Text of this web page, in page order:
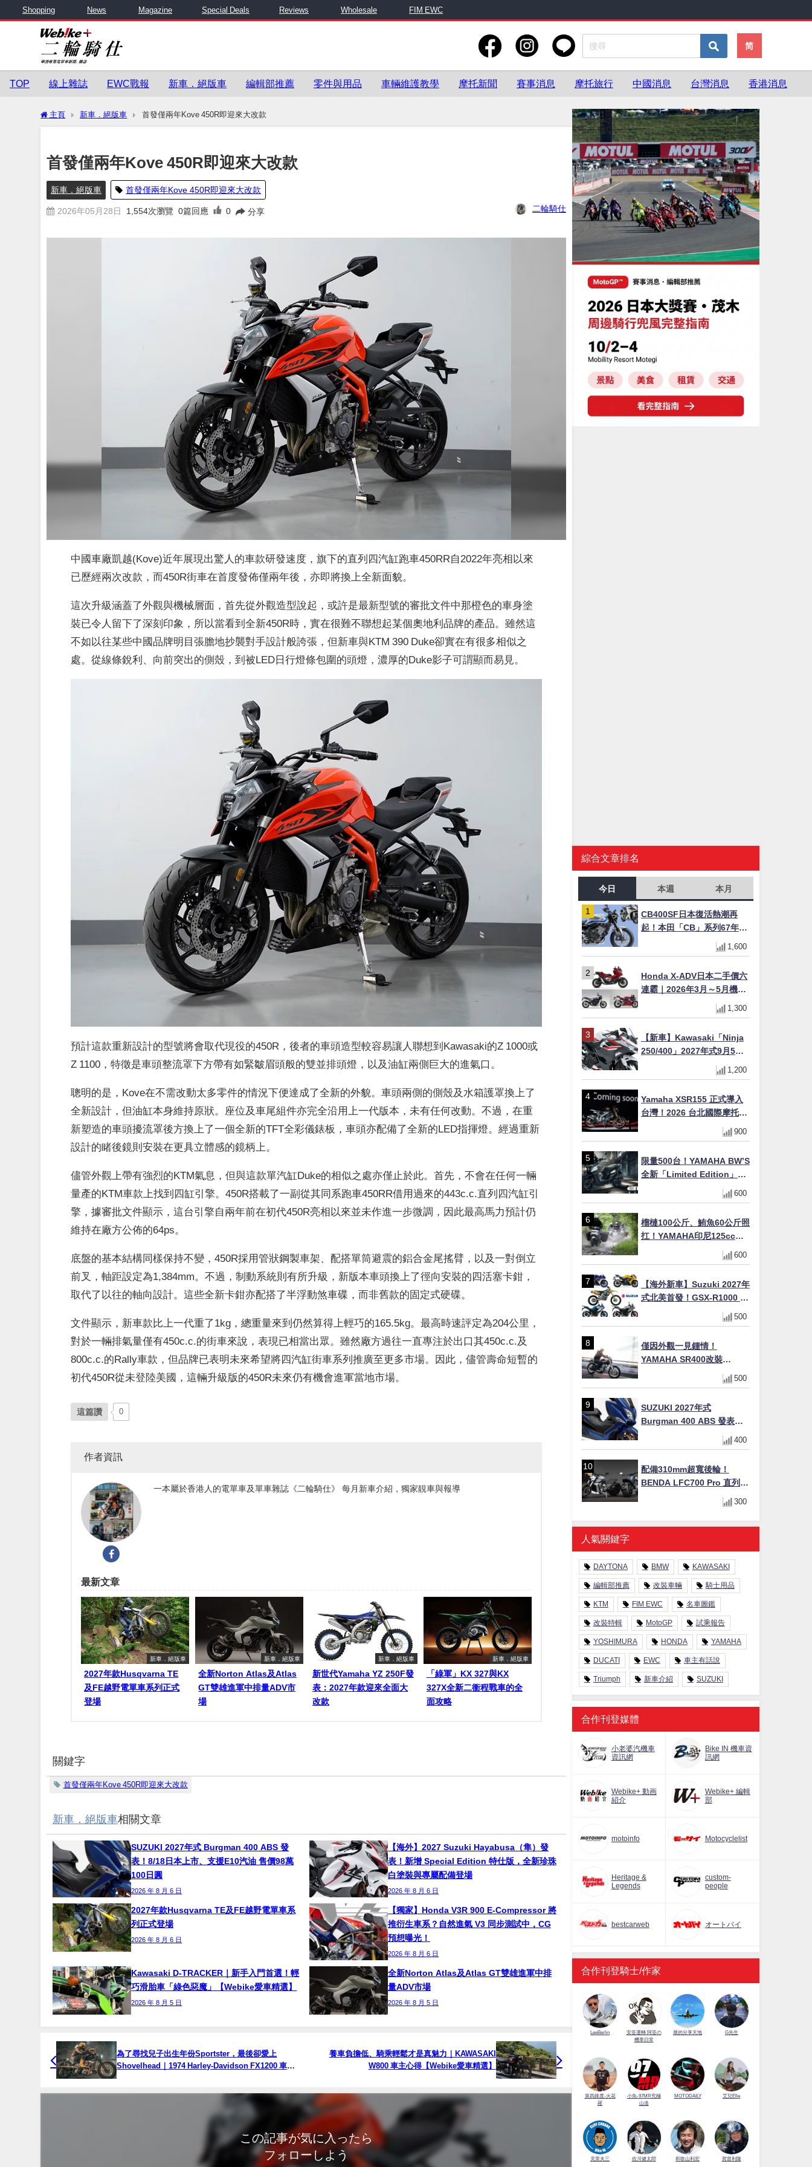
Shopping News Magazine Special Deals Reviews Wholesale FIM EWC
简
TOP 線上雜誌 EWC戰報 新車．絕版車 編輯部推薦 零件與用品 車輛維護教學 摩托新聞 賽事消息 摩托旅行 中國消息 台灣消息 香港消息
主頁 新車．絕版車 首發僅兩年Kove 450R即迎來大改款
首發僅兩年Kove 450R即迎來大改款
新車．絕版車 首發僅兩年Kove 450R即迎來大改款
2026年05月28日 1,554次瀏覽 0篇回應 0 分享 二輪騎仕
中國車廠凱越(Kove)近年展現出驚人的車款研發速度，旗下的直列四汽缸跑車450RR自2022年亮相以來
已歷經兩次改款，而450R街車在首度發佈僅兩年後，亦即將換上全新面貌。
這次升級涵蓋了外觀與機械層面，首先從外觀造型說起，或許是最新型號的審批文件中那橙色的車身塗
裝已令人留下了深刻印象，所以當看到全新450R時，實在很難不聯想起某個奧地利品牌的產品。雖然這
不如以往某些中國品牌明目張膽地抄襲對手設計般誇張，但新車與KTM 390 Duke卻實在有很多相似之
處。從線條銳利、向前突出的側殼，到被LED日行燈條包圍的頭燈，濃厚的Duke影子可謂顯而易見。
預計這款重新設計的型號將會取代現役的450R，後者的車頭造型較容易讓人聯想到Kawasaki的Z 1000或
Z 1100，特徵是車頭整流罩下方帶有如緊皺眉頭般的雙並排頭燈，以及油缸兩側巨大的進氣口。
聰明的是，Kove在不需改動太多零件的情況下便達成了全新的外貌。車頭兩側的側殼及水箱護罩換上了
全新設計，但油缸本身維持原狀。座位及車尾組件亦完全沿用上一代版本，未有任何改動。不過，在重
新塑造的車頭擾流罩後方換上了一個全新的TFT全彩儀錶板，車頭亦配備了全新的LED指揮燈。經過重新
設計的睹後鏡則安裝在更具立體感的鏡柄上。
儘管外觀上帶有強烈的KTM氣息，但與這款單汽缸Duke的相似之處亦僅止於此。首先，不會在任何一輛
量產的KTM車款上找到四缸引擎。450R搭載了一副從其同系跑車450RR借用過來的443c.c.直列四汽缸引
擎，據審批文件顯示，這台引擎自兩年前在初代450R亮相以來並未作進一步微調，因此最高馬力預計仍
維持在廠方公佈的64ps。
底盤的基本結構同樣保持不變，450R採用管狀鋼製車架、配搭單筒避震的鋁合金尾搖臂，以及一對倒立
前叉，軸距設定為1,384mm。不過，制動系統則有所升級，新版本車頭換上了徑向安裝的四活塞卡鉗，
取代了以往的軸向設計。這些全新卡鉗亦配搭了半浮動煞車碟，而非舊款的固定式硬碟。
文件顯示，新車款比上一代重了1kg，總重量來到仍然算得上輕巧的165.5kg。最高時速評定為204公里，
對於一輛排氣量僅有450c.c.的街車來說，表現已相當出眾。雖然廠方過往一直專注於出口其450c.c.及
800c.c.的Rally車款，但品牌已表明未來希望將四汽缸街車系列推廣至更多市場。因此，儘管壽命短暫的
初代450R從未登陸美國，這輛升級版的450R未來仍有機會進軍當地市場。
這篇讚 0
作者資訊
一本屬於香港人的電單車及單車雜誌《二輪騎仕》 每月新車介紹，獨家靚車與報導
最新文章
新車．絕版車
2027年款Husqvarna TE
及FE越野電單車系列正式
登場
新車．絕版車
全新Norton Atlas及Atlas
GT雙雄進軍中排量ADV市
場
新車．絕版車
新世代Yamaha YZ 250F發
表：2027年款迎來全面大
改款
新車．絕版車
「綠軍」KX 327與KX
327X全新二衝程戰車的全
面攻略
關鍵字
首發僅兩年Kove 450R即迎來大改款
新車．絕版車相關文章
SUZUKI 2027年式 Burgman 400 ABS 發
表！8/18日本上市、支援E10汽油 售價98萬
100日圓
2026 年 8 月 6 日
【海外】2027 Suzuki Hayabusa（隼）發
表！新增 Special Edition 特仕版，全新珍珠
白塗裝與專屬配備登場
2026 年 8 月 6 日
2027年款Husqvarna TE及FE越野電單車系
列正式登場
2026 年 8 月 6 日
【獨家】Honda V3R 900 E-Compressor 將
推衍生車系？自然進氣 V3 同步測試中，CG
預想曝光！
2026 年 8 月 6 日
Kawasaki D-TRACKER｜新手入門首選！輕
巧滑胎車「綠色惡魔」【Webike愛車精選】
2026 年 8 月 5 日
全新Norton Atlas及Atlas GT雙雄進軍中排
量ADV市場
2026 年 8 月 5 日
為了尋找兒子出生年份Sportster，最後卻愛上
Shovelhead｜1974 Harley-Davidson FX1200 車主
養車負擔低、騎乘輕鬆才是真魅力｜KAWASAKI
W800 車主心得【Webike愛車精選】
この記事が気に入ったら
フォローしよう
綜合文章排名
今日 本週 本月
CB400SF日本復活熱潮再
起！本田「CB」系列67年傳
奇解密 與CBR差異一次搞懂
1,600
Honda X-ADV日本二手價六
連霸｜2026年3月～5月機車
轉售排行榜 CBR1000RR-R
FIREBLADE SP首度躋身前
1,300
【新車】Kawasaki「Ninja
250/400」2027年式9月5日
日本發售！新塗裝登場×價格
不變×輔助滑動式離合器
1,200
Yamaha XSR155 正式導入
台灣！2026 台北國際摩托車
展亮相，70 週年紀念版
YZF-R 系列限量追加販售
900
限量500台！YAMAHA BW’S
全新「Limited Edition」都
市探索限定色 GOOPiMADE
聯名包同步登場
600
榴槤100公斤、鮪魚60公斤照
扛！YAMAHA印尼125cc速
克達Gear Ultima 2740公里
耐操實測
600
【海外新車】Suzuki 2027年
式北美首發！GSX-R1000 40
週年紀念×SV-7GX新款跨界
車×RM-Z450 Ken Roczen
500
僅因外觀一見鍾情！
YAMAHA SR400改裝
Tracker風格｜ 女車主的機車
人生蛻變記
500
SUZUKI 2027年式
Burgman 400 ABS 發表！
8/18日本上市、支援E10汽油
售價98萬100日圓
400
配備310mm超寬後輪！
BENDA LFC700 Pro 直列四
缸巡航車挑戰歐洲市場
300
人氣關鍵字
DAYTONA BMW KAWASAKI
編輯部推薦 改裝車輛 騎士用品
KTM FIM EWC 名車圖鑑
改裝特輯 MotoGP 試乘報告
YOSHIMURA HONDA YAMAHA
DUCATI EWC 車主有話說
Triumph 新車介紹 SUZUKI
合作刊登媒體
小老婆汽機車
資訊網
Bike IN 機車資
訊網
Webike+ 動画
紹介
Webike+ 編輯
部
motoinfo Motocyclelist
Heritage &
Legends
custom-
people
bestcarweb オートバイ
合作刊登騎士/作家
LeeBerlin
安筌運轉 阿筌の
機車日常
展的分享天地 G先生
第四維度-火花
羅
小魚-97MR究極
山道
MOTODAILY 艾兒Elle
克里夫三 佐川健太郎 和歌山利宏 賀曾利隆